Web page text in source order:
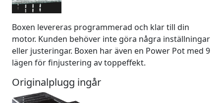
Boxen levereras programmerad och klar till din
motor. Kunden behöver inte göra några inställningar
eller justeringar. Boxen har även en Power Pot med 9
lägen för finjustering av toppeffekt.
Originalplugg ingår